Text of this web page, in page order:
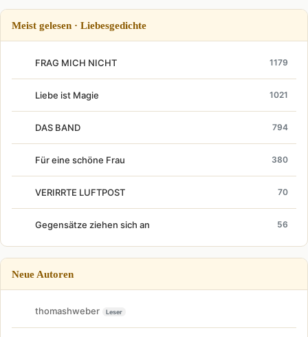
Meist gelesen · Liebesgedichte
FRAG MICH NICHT 1179
Liebe ist Magie 1021
DAS BAND 794
Für eine schöne Frau 380
VERIRRTE LUFTPOST 70
Gegensätze ziehen sich an 56
Neue Autoren
thomashweber Leser